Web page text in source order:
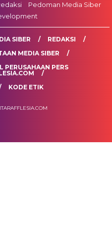
Pedoman Media Siber
SIBER
REDAKSI
MEDIA SIBER
PERUSAHAAN PERS
KODE ETIK